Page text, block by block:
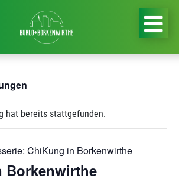
hat bereits stattgefunden.
ChiKung in Borkenwirthe
Borkenwirthe